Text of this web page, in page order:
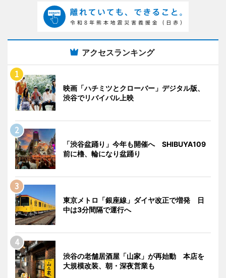
アクセスランキング
映画「ハチミツとクローバー」デジタル版、
渋谷でリバイバル上映
「渋谷盆踊り」今年も開催へ SHIBUYA109
前に櫓、輪になり盆踊り
東京メトロ「銀座線」ダイヤ改正で増発 日
中は3分間隔で運行へ
渋谷の老舗居酒屋「山家」が再始動 本店を
大規模改装、朝・深夜営業も